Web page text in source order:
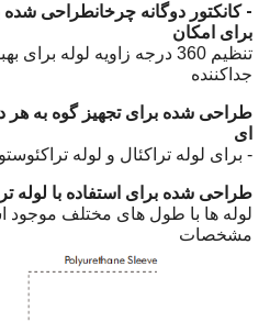
- کانکتور دوگانه چرخانطراحی شده با
برای امکان
تنظیم 360 درجه زاویه لوله برای بهبود راحتی بیماران.
جداکننده
طراحی شده برای تجهیز گوه به هر
ای
- برای لوله تراکئال و لوله
طراحی شده برای استفاده با لوله
لوله ها با طول های مختلف موجود
مشخصات